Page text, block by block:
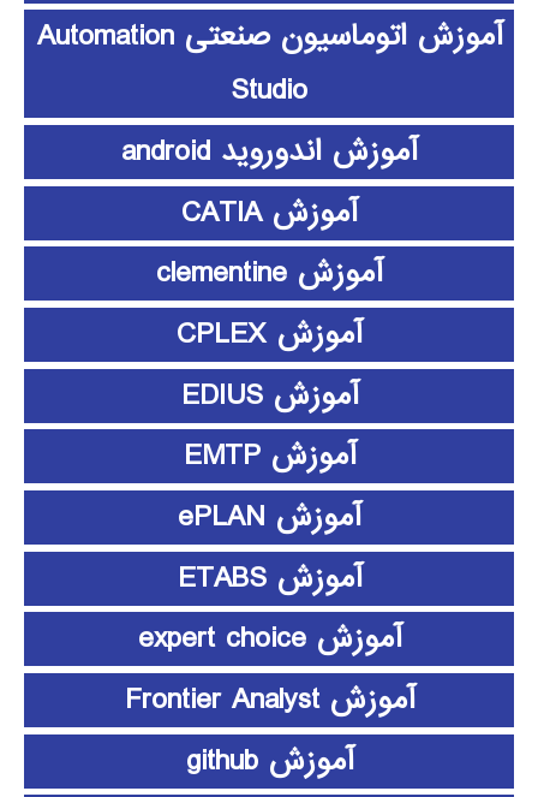
آموزش اتوماسیون صنعتی Automation
Studio
آموزش اندوروید android
آموزش CATIA
آموزش clementine
آموزش CPLEX
آموزش EDIUS
آموزش EMTP
آموزش ePLAN
آموزش ETABS
آموزش expert choice
آموزش Frontier Analyst
آموزش github